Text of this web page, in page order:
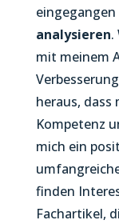
analysieren.
mit meinem
heraus, dass
Kompetenz
mich ein
finden
Fachartikel,